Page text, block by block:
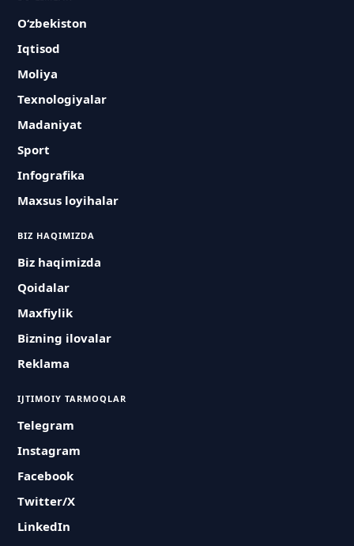
O‘zbekiston
Iqtisod
Moliya
Texnologiyalar
Madaniyat
Sport
Infografika
Maxsus loyihalar
BIZ HAQIMIZDA
Biz haqimizda
Qoidalar
Maxfiylik
Bizning ilovalar
Reklama
IJTIMOIY TARMOQLAR
Telegram
Instagram
Facebook
Twitter/X
LinkedIn